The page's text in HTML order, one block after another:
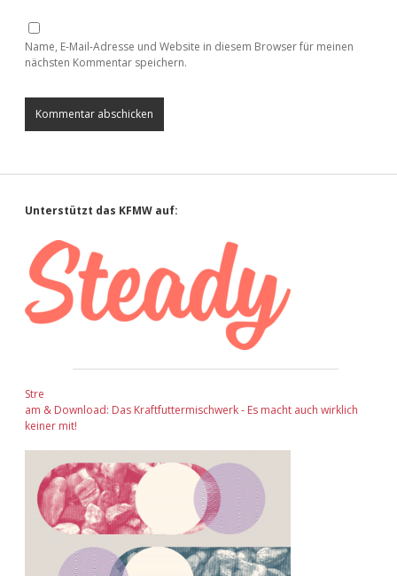
Name, E-Mail-Adresse und Website in diesem Browser für meinen
nächsten Kommentar speichern.
Sidebar
Unterstützt das KFMW auf:
Stre
am & Download: Das Kraftfuttermischwerk - Es macht auch wirklich
keiner mit!